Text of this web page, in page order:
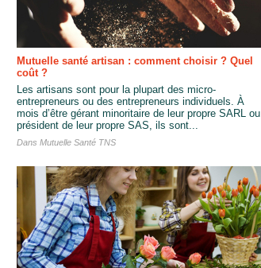
Mutuelle santé artisan : comment choisir ? Quel
coût ?
Les artisans sont pour la plupart des micro-
entrepreneurs ou des entrepreneurs individuels. À
mois d’être gérant minoritaire de leur propre SARL ou
président de leur propre SAS, ils sont...
Dans Mutuelle Santé TNS